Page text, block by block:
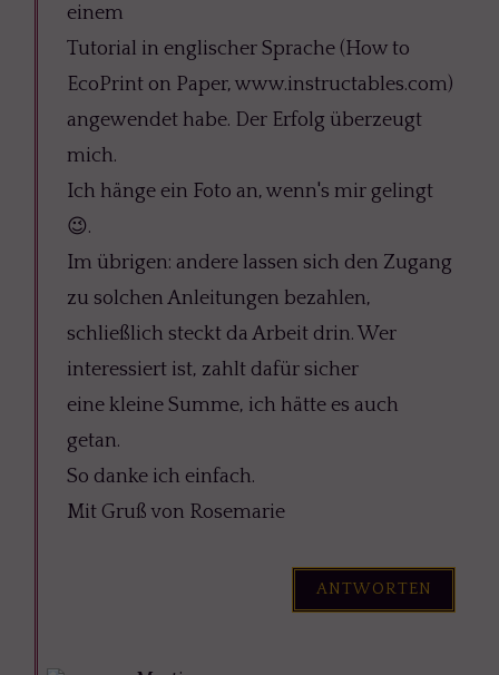
einem
Tutorial in englischer Sprache (How to
EcoPrint on Paper, www.instructables.com)
angewendet habe. Der Erfolg überzeugt
mich.
Ich hänge ein Foto an, wenn's mir gelingt
😉.
Im übrigen: andere lassen sich den Zugang
zu solchen Anleitungen bezahlen,
schließlich steckt da Arbeit drin. Wer
interessiert ist, zahlt dafür sicher
eine kleine Summe, ich hätte es auch
getan.
So danke ich einfach.
Mit Gruß von Rosemarie
ANTWORTEN